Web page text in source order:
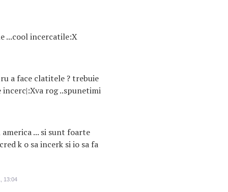
...cool incercatile:X
a face clatitele ? trebuie
incerc|:Xva rog ..spunetimi
... si sunt foarte
k o sa incerk si io sa fa
13:04